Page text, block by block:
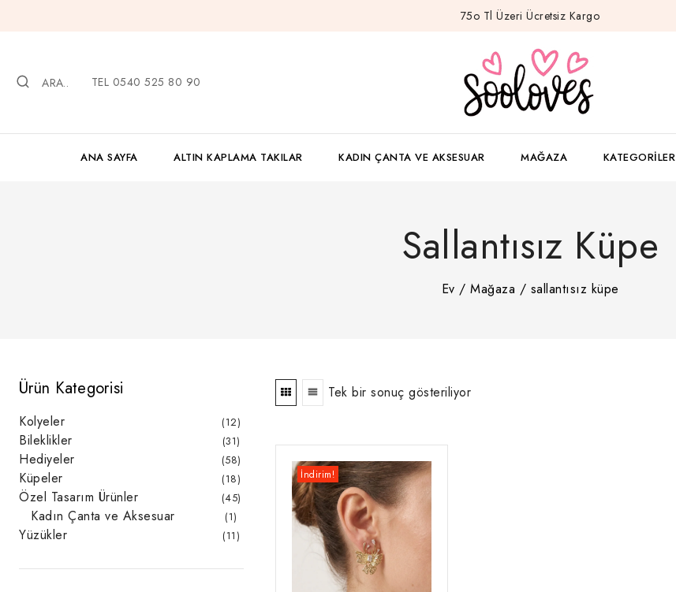
75o Tl Üzeri Ücretsiz Kargo
ARA.. TEL 0540 525 80 90
ANA SAYFA ALTIN KAPLAMA TAKILAR KADIN ÇANTA VE AKSESUAR MAĞAZA KATEGORILER
Sallantısız Küpe
Ev / Mağaza / sallantısız küpe
Tek bir sonuç gösteriliyor
İndirim!
Ürün Kategorisi
Kolyeler 1212
ürün
Bileklikler 3131
ürün
Hediyeler 5858
ürün
Küpeler 1818
ürün
Özel Tasarım Ürünler 4545
Kadın Çanta ve Aksesuar 11
ürün
Yüzükler 1111